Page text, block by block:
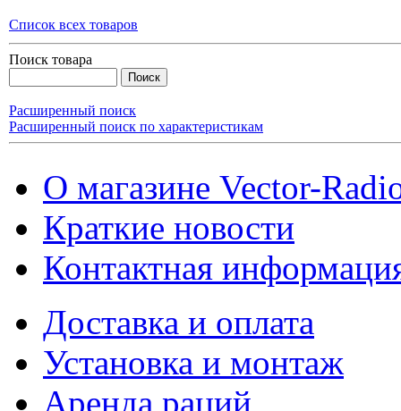
Список всех товаров
Поиск товара
Расширенный поиск
Расширенный поиск по характеристикам
О магазине Vector-
Краткие новости
Контактная
Доставка и оплата
Установка и монтаж
Аренда раций